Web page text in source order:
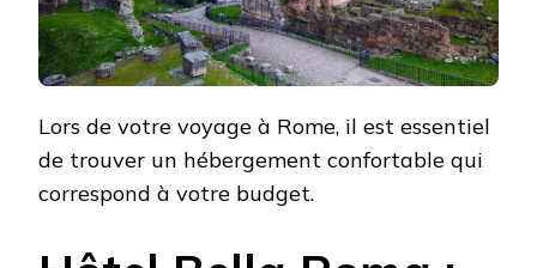
SE
RUINER
Lors de votre voyage à Rome, il est essentiel
de trouver un hébergement confortable qui
correspond à votre budget.